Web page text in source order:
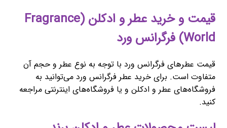
قیمت و خرید عطر و ادکلن (Fragrance
World) فرگرانس ورد
قیمت عطرهای فرگرانس ورد با توجه به نوع عطر و حجم آن
متفاوت است. برای خرید عطر فرگرانس ورد می‌توانید به
فروشگاه‌های عطر و ادکلن و یا فروشگاه‌های اینترنتی مراجعه
کنید.